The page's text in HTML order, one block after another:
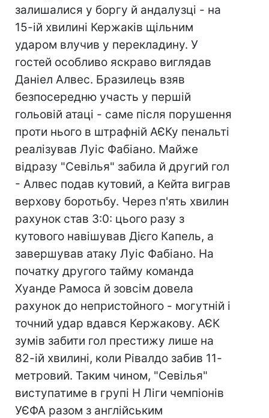
залишалися у боргу й андалузці - на
15-ій хвилині Кержаків щільним
ударом влучив у перекладину. У
гостей особливо яскраво виглядав
Даніел Алвес. Бразилець взяв
безпосередню участь у першій
гольовій атаці - саме після порушення
проти нього в штрафній АЄКу пенальті
реалізував Луіс Фабіано. Майже
відразу "Севілья" забила й другий гол
- Алвес подав кутовий, а Кейта виграв
верхову боротьбу. Через п'ять хвилин
рахунок став 3:0: цього разу з
кутового навішував Дієго Капель, а
завершував атаку Луіс Фабіано. На
початку другого тайму команда
Хуанде Рамоса й зовсім довела
рахунок до непристойного - могутній і
точний удар вдався Кержакову. АЄК
зумів забити гол престижу лише на
82-ій хвилині, коли Рівалдо забив 11-
метровий. Таким чином, "Севілья"
виступатиме в групі Н Ліги чемпіонів
УЄФА разом з англійським